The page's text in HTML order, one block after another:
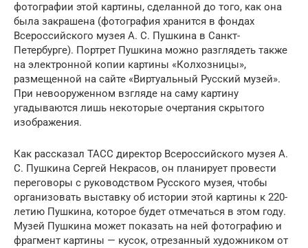
фотографии этой картины, сделанной до того, как она
была закрашена (фотография хранится в фондах
Всероссийского музея А. С. Пушкина в Санкт-
Петербурге). Портрет Пушкина можно разглядеть также
на электронной копии картины «Колхозницы»,
размещенной на сайте «Виртуальный Русский музей».
При невооруженном взгляде на саму картину
угадываются лишь некоторые очертания скрытого
изображения.
Как рассказал ТАСС директор Всероссийского музея А.
С. Пушкина Сергей Некрасов, он планирует провести
переговоры с руководством Русского музея, чтобы
организовать выставку об истории этой картины к 220-
летию Пушкина, которое будет отмечаться в этом году.
Музей Пушкина может показать на ней фотографию и
фрагмент картины — кусок, отрезанный художником от